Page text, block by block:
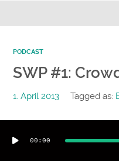
PODCAST
SWP #1:
1. April 2013 Tagged as:
Player
00:00